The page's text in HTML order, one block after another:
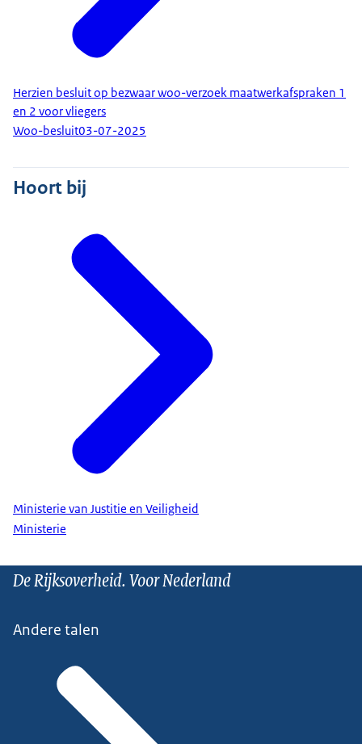
Herzien besluit op bezwaar woo-verzoek maatwerkafspraken 1
en 2 voor vliegers
Woo-besluit03-07-2025
Hoort bij
Ministerie van Justitie en Veiligheid
Ministerie
De Rijksoverheid. Voor Nederland
Andere talen